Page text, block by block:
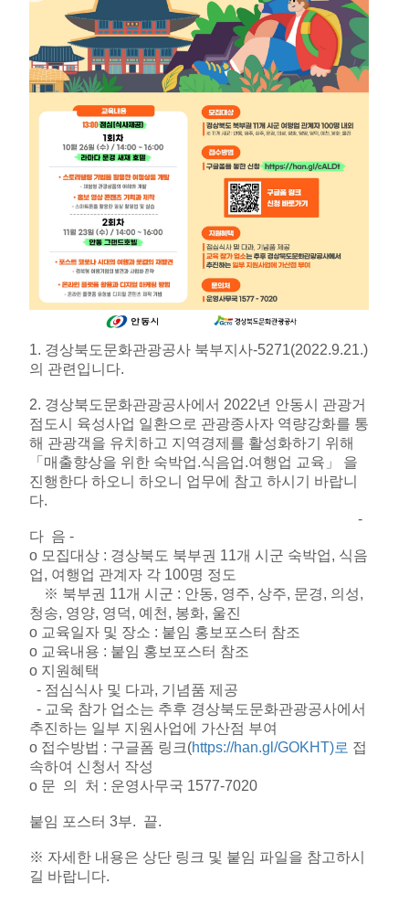
1. 경상북도문화관광공사 북부지사-5271(2022.9.21.)
의 관련입니다.
2. 경상북도문화관광공사에서 2022년 안동시 관광거
점도시 육성사업 일환으로 관광종사자 역량강화를 통
해 관광객을 유치하고 지역경제를 활성화하기 위해
「매출향상을 위한 숙박업.식음업.여행업 교육」 을
진행한다 하오니 하오니 업무에 참고 하시기 바랍니
다.
-
다 음 -
o 모집대상 : 경상북도 북부권 11개 시군 숙박업, 식음
업, 여행업 관계자 각 100명 정도
※ 북부권 11개 시군 : 안동, 영주, 상주, 문경, 의성,
청송, 영양, 영덕, 예천, 봉화, 울진
o 교육일자 및 장소 : 붙임 홍보포스터 참조
o 교육내용 : 붙임 홍보포스터 참조
o 지원혜택
- 점심식사 및 다과, 기념품 제공
- 교욱 참가 업소는 추후 경상북도문화관광공사에서
추진하는 일부 지원사업에 가산점 부여
o 접수방법 : 구글폼 링크(https://han.gl/GOKHT)로 접
속하여 신청서 작성
o 문 의 처 : 운영사무국 1577-7020
붙임 포스터 3부. 끝.
※ 자세한 내용은 상단 링크 및 붙임 파일을 참고하시
길 바랍니다.